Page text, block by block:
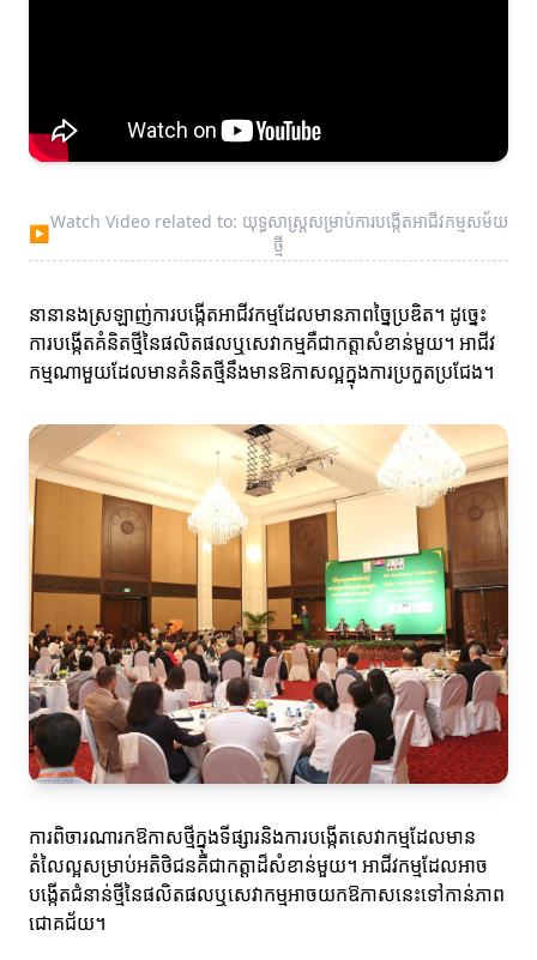
▶
Watch Video related to: យុទ្ធសាស្ត្រសម្រាប់ការបង្កើតអាជីវកម្មសម័យ
ថ្មី
នានានងស្រឡាញ់ការបង្កើតអាជីវកម្មដែលមានភាពច្នៃប្រឌិត។ ដូច្នេះ
ការបង្កើតគំនិតថ្មីនៃផលិតផលឬសេវាកម្មគឺជាកត្តាសំខាន់មួយ។ អាជីវ
កម្មណាមួយដែលមានគំនិតថ្មីនឹងមានឱកាសល្អក្នុងការប្រកួតប្រជែង។
ការពិចារណារកឱកាសថ្មីក្នុងទីផ្សារនិងការបង្កើតសេវាកម្មដែលមាន
តំលៃល្អសម្រាប់អតិថិជនគឺជាកត្តាដ៏សំខាន់មួយ។ អាជីវកម្មដែលអាច
បង្កើតជំនាន់ថ្មីនៃផលិតផលឬសេវាកម្មអាចយកឱកាសនេះទៅកាន់ភាព
ជោគជ័យ។